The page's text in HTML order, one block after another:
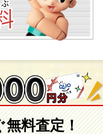
料査定！